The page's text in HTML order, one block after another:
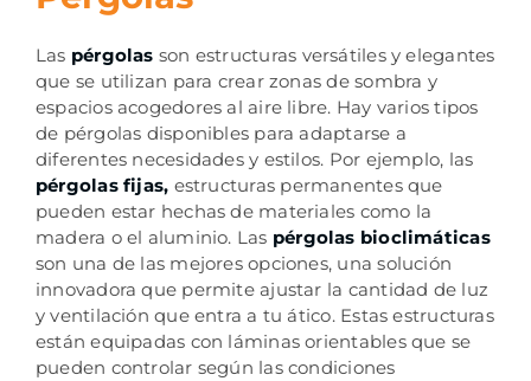
Las pérgolas son estructuras versátiles y elegantes
que se utilizan para crear zonas de sombra y
espacios acogedores al aire libre. Hay varios tipos
de pérgolas disponibles para adaptarse a
diferentes necesidades y estilos. Por ejemplo, las
pérgolas fijas, estructuras permanentes que
pueden estar hechas de materiales como la
madera o el aluminio. Las pérgolas bioclimáticas
son una de las mejores opciones, una solución
innovadora que permite ajustar la cantidad de luz
y ventilación que entra a tu ático. Estas estructuras
están equipadas con láminas orientables que se
pueden controlar según las condiciones